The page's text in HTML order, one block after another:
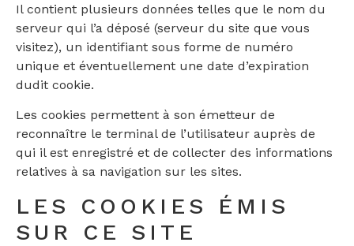
Il contient plusieurs données telles que le nom du
serveur qui l’a déposé (serveur du site que vous
visitez), un identifiant sous forme de numéro
unique et éventuellement une date d’expiration
dudit cookie.
Les cookies permettent à son émetteur de
reconnaître le terminal de l’utilisateur auprès de
qui il est enregistré et de collecter des informations
relatives à sa navigation sur les sites.
LES COOKIES ÉMIS
SUR CE SITE